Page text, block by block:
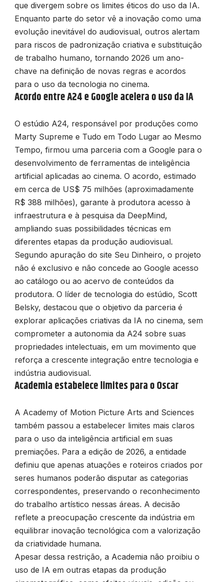
que divergem sobre os limites éticos do uso da IA.
Enquanto parte do setor vê a inovação como uma
evolução inevitável do audiovisual, outros alertam
para riscos de padronização criativa e substituição
de trabalho humano, tornando 2026 um ano-
chave na definição de novas regras e acordos
para o uso da tecnologia no cinema.
Acordo entre A24 e Google acelera o uso da IA
O estúdio A24, responsável por produções como
Marty Supreme e Tudo em Todo Lugar ao Mesmo
Tempo, firmou uma parceria com a Google para o
desenvolvimento de ferramentas de inteligência
artificial aplicadas ao cinema. O acordo, estimado
em cerca de US$ 75 milhões (aproximadamente
R$ 388 milhões), garante à produtora acesso à
infraestrutura e à pesquisa da DeepMind,
ampliando suas possibilidades técnicas em
diferentes etapas da produção audiovisual.
Segundo apuração do site Seu Dinheiro, o projeto
não é exclusivo e não concede ao Google acesso
ao catálogo ou ao acervo de conteúdos da
produtora. O líder de tecnologia do estúdio, Scott
Belsky, destacou que o objetivo da parceria é
explorar aplicações criativas da IA no cinema, sem
comprometer a autonomia da A24 sobre suas
propriedades intelectuais, em um movimento que
reforça a crescente integração entre tecnologia e
indústria audiovisual.
Academia estabelece limites para o Oscar
A Academy of Motion Picture Arts and Sciences
também passou a estabelecer limites mais claros
para o uso da inteligência artificial em suas
premiações. Para a edição de 2026, a entidade
definiu que apenas atuações e roteiros criados por
seres humanos poderão disputar as categorias
correspondentes, preservando o reconhecimento
do trabalho artístico nessas áreas. A decisão
reflete a preocupação crescente da indústria em
equilibrar inovação tecnológica com a valorização
da criatividade humana.
Apesar dessa restrição, a Academia não proibiu o
uso de IA em outras etapas da produção